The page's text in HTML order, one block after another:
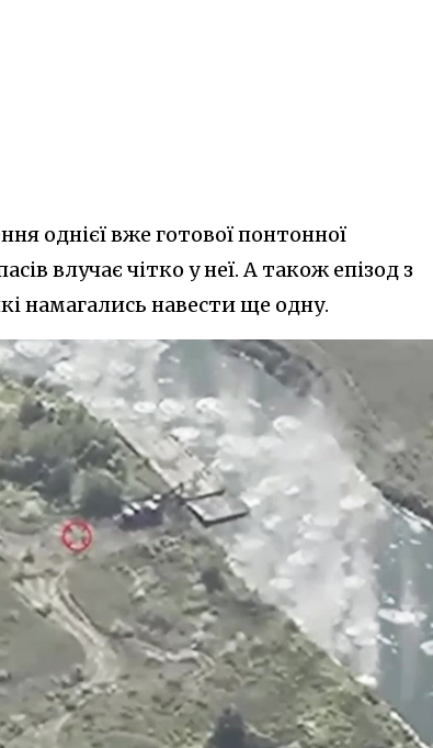
однієї вже готової понтонної
влучає чітко у неї. А також епізод з
намагались навести ще одну.